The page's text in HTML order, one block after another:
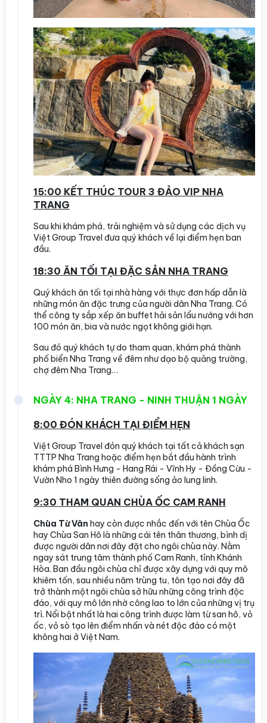
15:00 KẾT THÚC TOUR 3 ĐẢO VIP NHA
TRANG
Sau khi khám phá, trải nghiệm và sử dụng các dịch vụ
Việt Group Travel đưa quý khách về lại điểm hẹn ban
đầu.
18:30 ĂN TỐI TẠI ĐẶC SẢN NHA TRANG
Quý khách ăn tối tại nhà hàng với thực đơn hấp dẫn là
những món ăn đặc trưng của người dân Nha Trang. Có
thể công ty sắp xếp ăn buffet hải sản lẩu nướng với hơn
100 món ăn, bia và nước ngọt không giới hạn.
Sau đó quý khách tự do tham quan, khám phá thành
phố biển Nha Trang về đêm như dạo bộ quảng trường,
chợ đêm Nha Trang…
NGÀY 4: NHA TRANG - NINH THUẬN 1 NGÀY
8:00 ĐÓN KHÁCH TẠI ĐIỂM HẸN
Việt Group Travel đón quý khách tại tất cả khách sạn
TTTP Nha Trang hoặc điểm hẹn bắt đầu hành trình
khám phá Bình Hưng - Hang Rái - Vĩnh Hy - Đồng Cừu -
Vườn Nho 1 ngày thiên đường sống ảo lung linh.
9:30 THAM QUAN CHÙA ỐC CAM RANH
Chùa Từ Vân hay còn được nhắc đến với tên Chùa Ốc
hay Chùa San Hô là những cái tên thân thương, bình dị
được người dân nơi đây đặt cho ngôi chùa này. Nằm
ngay sát trung tâm thành phố Cam Ranh, tỉnh Khánh
Hòa. Ban đầu ngôi chùa chỉ được xây dựng với quy mô
khiêm tốn, sau nhiều năm trùng tu, tôn tạo nơi đây đã
trở thành một ngôi chùa sở hữu những công trình độc
đáo, với quy mô lớn nhờ công lao to lớn của những vị trụ
trì. Nổi bật nhất là hai công trình được làm từ san hô, vỏ
ốc, vỏ sò tạo lên điểm nhấn và nét độc đáo có một
không hai ở Việt Nam.